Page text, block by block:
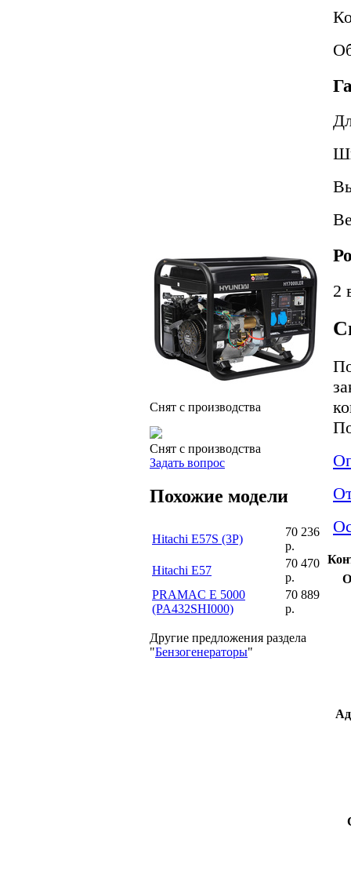
Снят с производства
Снят с производства
Задать вопрос
Похожие модели
Hitachi E57S (3P)
70 236
р.
Hitachi E57
70 470
р.
PRAMAC E 5000
(PA432SHI000)
70 889
р.
Другие предложения раздела
"Бензогенераторы"
2